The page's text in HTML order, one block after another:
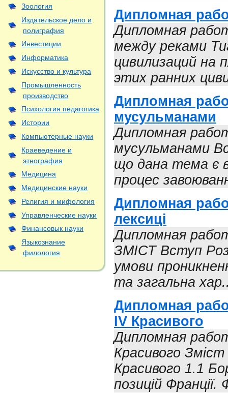
Зоология
Издательское дело и
полиграфия
Инвестиции
Информатика
Искусство и культура
Промышленность
производство
Психология педагогика
Истории
Компьютерные науки
Краеведение и
этнография
Медицина
Медицинские науки
Религия и мифология
Управленческие науки
Финансовык науки
Языкознание
филология
Дипломная
Дипломная
между реками
цивилизаций на
этих ранних
Дипломная
мусульманами
Дипломная
мусульманами
що дана тема є
процес
Дипломная
лексиці
Дипломная
ЗМІСТ Вступ
умови
та загальна
Дипломная
IV Красивого
Дипломная
Красивого Зміст
Красивого 1.1
позицій Франції.